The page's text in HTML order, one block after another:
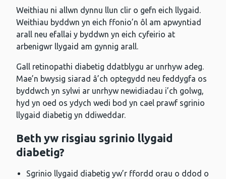
Weithiau ni allwn dynnu llun clir o gefn eich llygaid.
Weithiau byddwn yn eich ffonio’n ôl am apwyntiad
arall neu efallai y byddwn yn eich cyfeirio at
arbenigwr llygaid am gynnig arall.
Gall retinopathi diabetig ddatblygu ar unrhyw adeg.
Mae’n bwysig siarad â’ch optegydd neu feddygfa os
byddwch yn sylwi ar unrhyw newidiadau i’ch golwg,
hyd yn oed os ydych wedi bod yn cael prawf sgrinio
llygaid diabetig yn ddiweddar.
Beth yw risgiau sgrinio llygaid
diabetig?
Sgrinio llygaid diabetig yw’r ffordd orau o ddod o